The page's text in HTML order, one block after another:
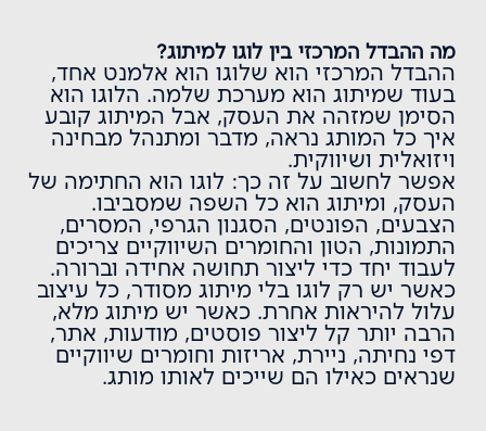
מה ההבדל המרכזי בין לוגו למיתוג?
ההבדל המרכזי הוא שלוגו הוא אלמנט אחד,
בעוד שמיתוג הוא מערכת שלמה. הלוגו הוא
הסימן שמזהה את העסק, אבל המיתוג קובע
איך כל המותג נראה, מדבר ומתנהל מבחינה
ויזואלית ושיווקית.
אפשר לחשוב על זה כך: לוגו הוא החתימה של
העסק, ומיתוג הוא כל השפה שמסביבו.
הצבעים, הפונטים, הסגנון הגרפי, המסרים,
התמונות, הטון והחומרים השיווקיים צריכים
לעבוד יחד כדי ליצור תחושה אחידה וברורה.
כאשר יש רק לוגו בלי מיתוג מסודר, כל עיצוב
עלול להיראות אחרת. כאשר יש מיתוג מלא,
הרבה יותר קל ליצור פוסטים, מודעות, אתר,
דפי נחיתה, ניירת, אריזותוחומרים שיווקיים
שנראים כאילו הם שייכים לאותו מותג.